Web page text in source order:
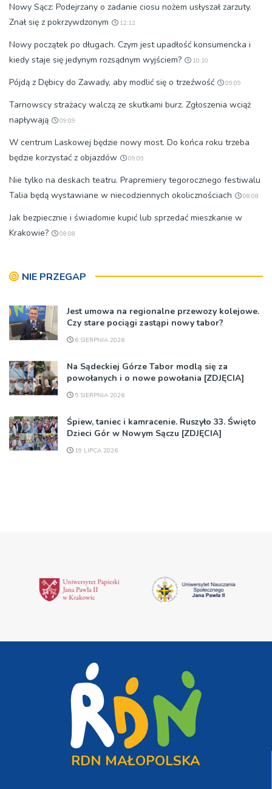
Nowy Sącz: Podejrzany o zadanie ciosu nożem usłyszał zarzuty.
Znał się z pokrzywdzonym
12:12
Nowy początek po długach. Czym jest upadłość konsumencka i
kiedy staje się jedynym rozsądnym wyjściem?
10:10
Pójdą z Dębicy do Zawady, aby modlić się o trzeźwość 09:09
Tarnowscy strażacy walczą ze skutkami burz. Zgłoszenia wciąż
napływają
09:09
W centrum Laskowej będzie nowy most. Do końca roku trzeba
będzie korzystać z objazdów
09:09
Nie tylko na deskach teatru. Prapremiery tegorocznego festiwalu
Talia będą wystawiane w niecodziennych okolicznościach
08:08
Jak bezpiecznie i świadomie kupić lub sprzedać mieszkanie w
Krakowie?
08:08
NIE PRZEGAP
Jest umowa na regionalne przewozy kolejowe.
Czy stare pociągi zastąpi nowy tabor?
6 SIERPNIA 2026
Na Sądeckiej Górze Tabor modlą się za
powołanych i o nowe powołania [ZDJĘCIA]
5 SIERPNIA 2026
Śpiew, taniec i kamracenie. Ruszyło 33. Święto
Dzieci Gór w Nowym Sączu [ZDJĘCIA]
19 LIPCA 2026
RDN MAŁOPOLSKA